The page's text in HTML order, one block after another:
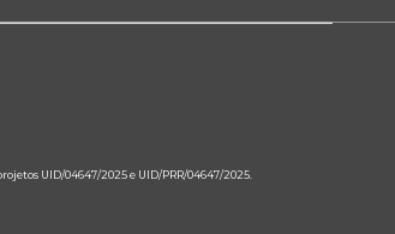
UID/04647/2025 e UID/PRR/04647/2025.